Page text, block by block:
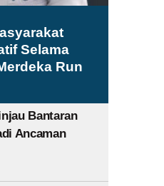
Selama
Run
Bantaran
Ancaman